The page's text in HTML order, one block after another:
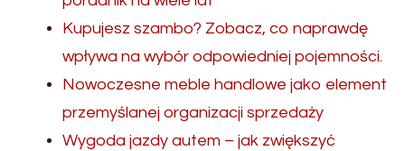
Kupujesz szambo? Zobacz, co naprawdę
wpływa na wybór odpowiedniej pojemności.
Nowoczesne meble handlowe jako element
przemyślanej organizacji sprzedaży
Wygoda jazdy autem – jak zwiększyć